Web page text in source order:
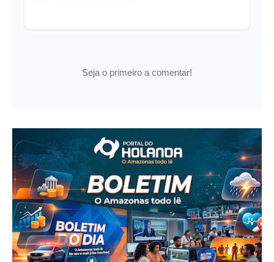
Seja o primeiro a comentar!